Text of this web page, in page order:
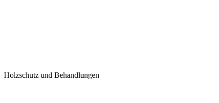
Holzschutz und Behandlungen